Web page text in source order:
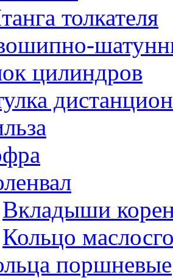
толкателя
цилиндров
Вкладыши
Кольцо
поршневые